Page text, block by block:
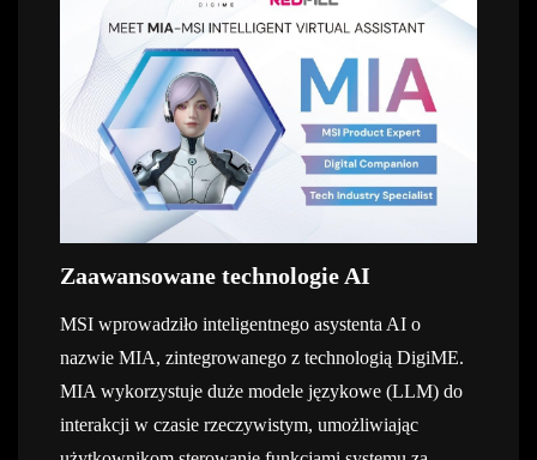
Zaawansowane technologie AI
MSI wprowadziło inteligentnego asystenta AI o
nazwie MIA, zintegrowanego z technologią DigiME.
MIA wykorzystuje duże modele językowe (LLM) do
interakcji w czasie rzeczywistym, umożliwiając